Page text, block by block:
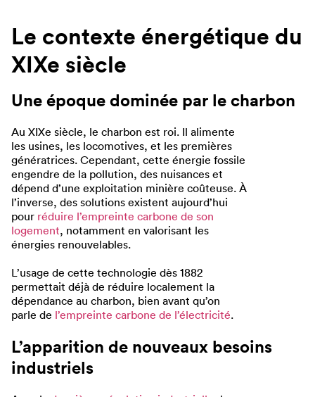
Le contexte énergétique du
XIXe siècle
Une époque dominée par le charbon
Au XIXe siècle, le charbon est roi. Il alimente
les usines, les locomotives, et les premières
génératrices. Cependant, cette énergie fossile
engendre de la pollution, des nuisances et
dépend d’une exploitation minière coûteuse. À
l’inverse, des solutions existent aujourd’hui
pour réduire l’empreinte carbone de son
logement, notamment en valorisant les
énergies renouvelables.
L’usage de cette technologie dès 1882
permettait déjà de réduire localement la
dépendance au charbon, bien avant qu’on
parle de l’empreinte carbone de l’électricité.
L’apparition de nouveaux besoins
industriels